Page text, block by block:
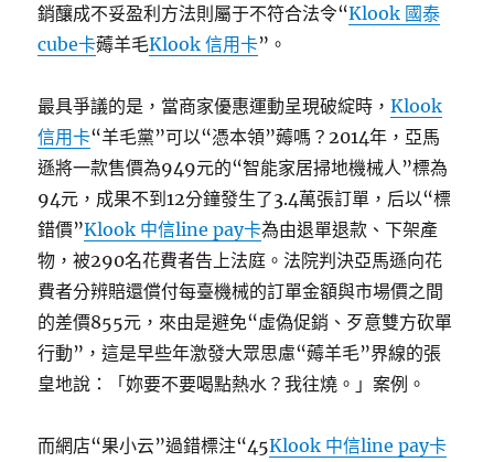
銷釀成不妥盈利方法則屬于不符合法令“Klook 國泰
cube卡薅羊毛Klook 信用卡”。
最具爭議的是，當商家優惠運動呈現破綻時，Klook
信用卡“羊毛黨”可以“憑本領”薅嗎？2014年，亞馬
遜將一款售價為949元的“智能家居掃地機械人”標為
94元，成果不到12分鐘發生了3.4萬張訂單，后以“標
錯價”Klook 中信line pay卡為由退單退款、下架產
物，被290名花費者告上法庭。法院判決亞馬遜向花
費者分辨賠還償付每臺機械的訂單金額與市場價之間
的差價855元，來由是避免“虛偽促銷、歹意雙方砍單
行動”，這是早些年激發大眾思慮“薅羊毛”界線的張
皇地說：「妳要不要喝點熱水？我往燒。」案例。
而網店“果小云”過錯標注“45Klook 中信line pay卡